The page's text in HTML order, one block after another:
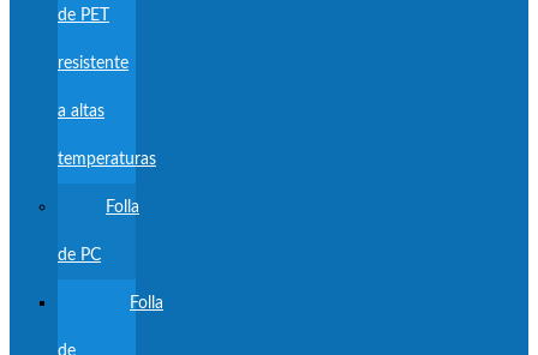
de PET
resistente
a altas
temperaturas
Folla
de PC
Folla
de